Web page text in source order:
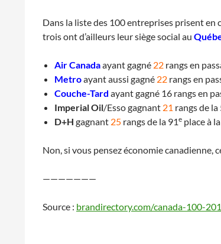
Dans la liste des 100 entreprises prisent en
trois ont d’ailleurs leur siège social au
Air Canadaayant gagné 22 rangs en
Metroayant aussi gagné 22 rangs en
Couche-Tard ayant gagné 16 rangs en
Imperial Oil/Esso gagnant 21 rangs de la
D+H gagnant 25 rangs de la 91e place à
Non, si vous pensez économie canadienne,
———————
Source : brandirectory.com/canada-100-